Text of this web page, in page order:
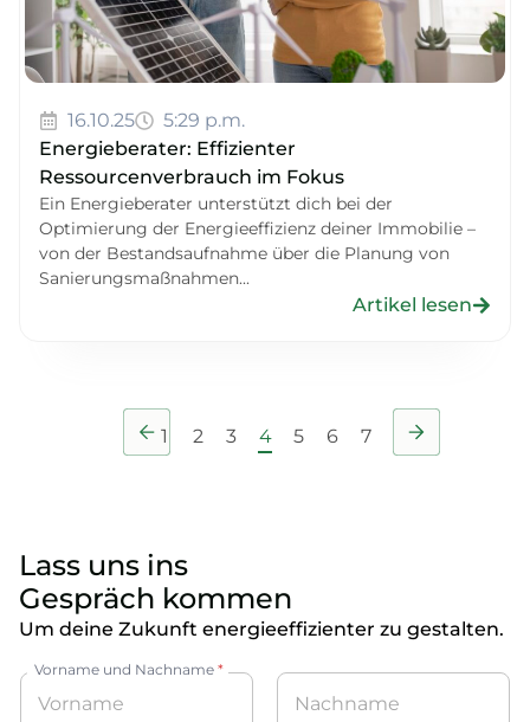
16.10.25
5:29 p.m.
Energieberater: Effizienter
Ressourcenverbrauch im Fokus
Ein Energieberater unterstützt dich bei der
Optimierung der Energieeffizienz deiner Immobilie –
von der Bestandsaufnahme über die Planung von
Sanierungsmaßnahmen...
Artikel lesen
1 2 3 4 5 6 7
Lass uns ins
Gespräch kommen
Um deine Zukunft energieeffizienter zu gestalten.
Vorname und Nachname *